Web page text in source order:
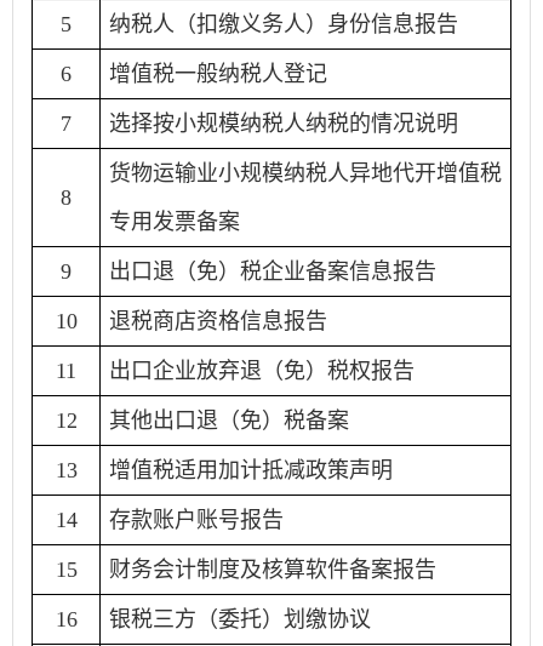
5 纳税人（扣缴义务人）身份信息报告
6 增值税一般纳税人登记
7 选择按小规模纳税人纳税的情况说明
8
货物运输业小规模纳税人异地代开增值税
专用发票备案
9 出口退（免）税企业备案信息报告
10 退税商店资格信息报告
11 出口企业放弃退（免）税权报告
12 其他出口退（免）税备案
13 增值税适用加计抵减政策声明
14 存款账户账号报告
15 财务会计制度及核算软件备案报告
16 银税三方（委托）划缴协议